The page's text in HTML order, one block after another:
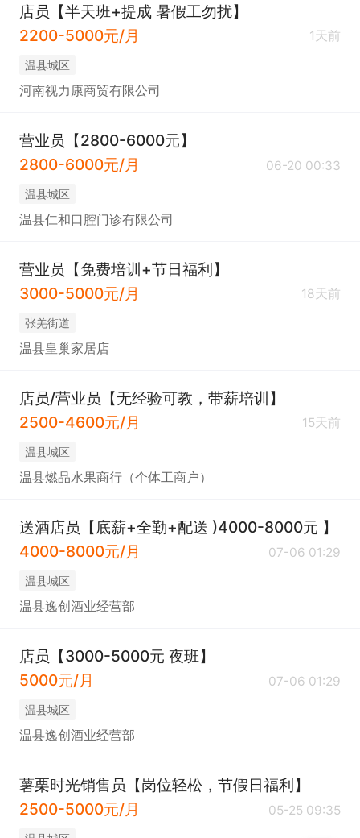
店员【半天班+提成 暑假工勿扰】
2200-5000元/月
1天前
温县城区
河南视力康商贸有限公司
营业员【2800-6000元】
2800-6000元/月
06-20 00:33
温县城区
温县仁和口腔门诊有限公司
营业员【免费培训+节日福利】
3000-5000元/月
18天前
张羌街道
温县皇巢家居店
店员/营业员【无经验可教，带薪培训】
2500-4600元/月
15天前
温县城区
温县燃品水果商行（个体工商户）
送酒店员【底薪+全勤+配送 )4000-8000元 】
4000-8000元/月
07-06 01:29
温县城区
温县逸创酒业经营部
店员【3000-5000元 夜班】
5000元/月
07-06 01:29
温县城区
温县逸创酒业经营部
薯栗时光销售员【岗位轻松，节假日福利】
2500-5000元/月
05-25 09:35